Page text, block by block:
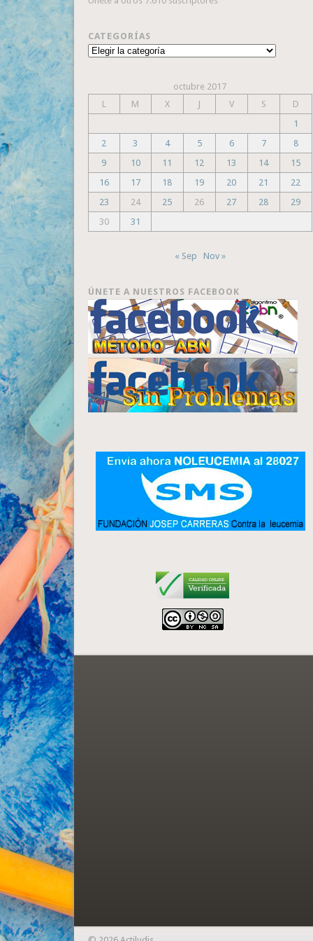
CATEGORÍAS
Categorías
octubre 2017
L
M X J V S
D
1
2
3 4 5 6 7
8
9
10 11 12 13 14
15
16
17 18 19 20 21
22
23
24 25 26 27 28
29
30
31
« Sep Nov »
ÚNETE A NUESTROS FACEBOOK